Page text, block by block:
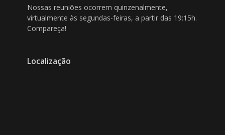
Nossas reuniões ocorrem quinzenalmente,
virtualmente às segundas-feiras, a partir das 19:15h.
Compareça!
Localização